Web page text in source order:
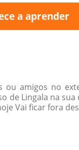
a aprender
ou amigos no
de Lingala na
Vai ficar fora